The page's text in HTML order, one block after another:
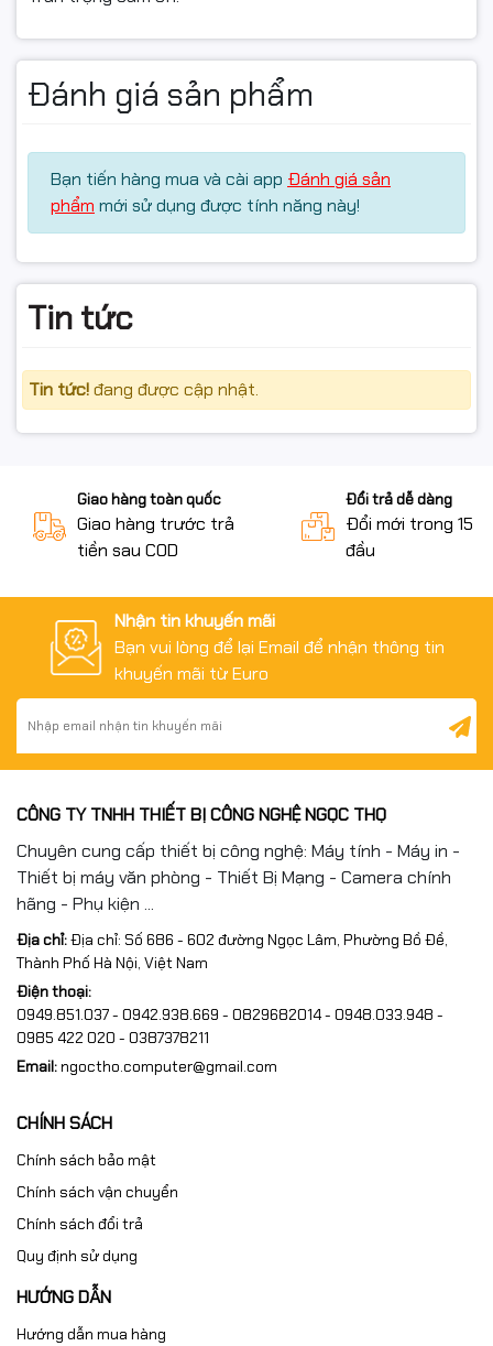
Đánh giá sản phẩm
Bạn tiến hàng mua và cài app Đánh giá sản
phẩm mới sử dụng được tính năng này!
Tin tức
Tin tức!đang được cập nhật.
Giao hàng toàn quốc
Giao hàng trước trả
tiền sau COD
Đổi trả dễ dàng
Đổi mới trong 15
đầu
Nhận tin khuyến mãi
Bạn vui lòng để lại Email để nhận thông tin
khuyến mãi từ Euro
CÔNG TY TNHH THIẾT BỊ CÔNG NGHỆ NGỌC THỌ
Chuyên cung cấp thiết bị công nghệ: Máy tính - Máy in -
Thiết bị máy văn phòng - Thiết Bị Mạng - Camera chính
hãng - Phụ kiện ...
Địa chỉ:Địa chỉ: Số 686 - 602 đường Ngọc Lâm, Phường Bồ Đề,
Thành Phố Hà Nội, Việt Nam
Điện thoại:
0949.851.037 - 0942.938.669 - 0829682014 - 0948.033.948 -
0985 422 020 - 0387378211
Email:ngoctho.computer@gmail.com
CHÍNH SÁCH
Chính sách bảo mật
Chính sách vận chuyển
Chính sách đổi trả
Quy định sử dụng
HƯỚNG DẪN
Hướng dẫn mua hàng